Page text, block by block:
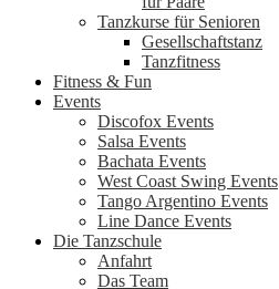
Tanzkurse für Senioren
Gesellschaftstanz
Tanzfitness
Fitness & Fun
Events
Discofox Events
Salsa Events
Bachata Events
West Coast Swing Events
Tango Argentino Events
Line Dance Events
Die Tanzschule
Anfahrt
Das Team